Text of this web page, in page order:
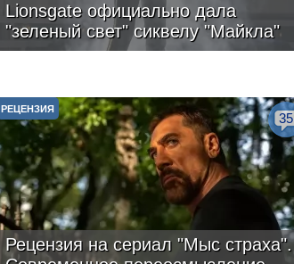
Lionsgate официально дала
"зеленый свет" сиквелу "Майкла"
Рецензия на сериал "Мыс страха".
РЕЦЕНЗИЯ
35